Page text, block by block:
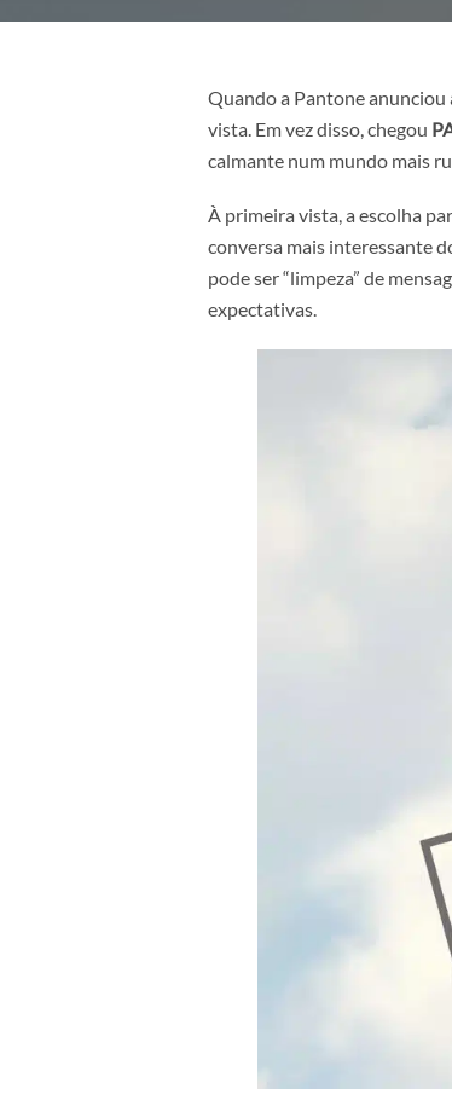
Quando a Pantone
vista. Em vez disso,
calmante num mundo
À primeira vista, a
pode ser “limpeza” de